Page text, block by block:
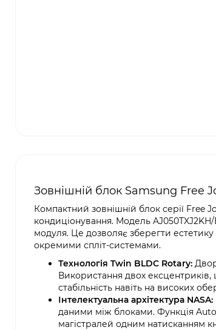
Зовнішній блок Samsung Free
Компактний зовнішній блок серії Free
кондиціонування. Модель
модуля. Це дозволяє зберегти
окремими спліт-системами.
Технологія Twin BLDC Rotary:
Використання двох
стабільність навіть на високих
Інтелектуальна архітектура NASA:
даними між блоками. Функція Auto
магістралей одним натисканням